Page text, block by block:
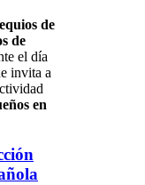
de
de
el día
invita a
en